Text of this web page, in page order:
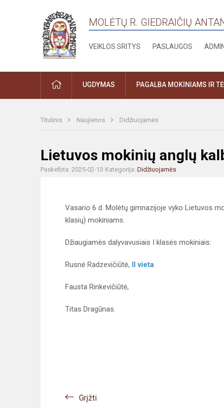
MOLĖTŲ R. GIEDRAIČIŲ
VEIKLOS SRITYS PASLAUGOS
PRADŽIAUGDYMAS PAGALBA MOKINIAMS IR
Titulinis Naujienos Didžiuojamės
Lietuvos mokinių anglų
Paskelbta: 2025-02-13 Kategorija: Didžiuojamės
Vasario 6 d. Molėtų gimnazijoje vyko Lietuvos
klasių) mokiniams.
Džiaugiamės dalyvavusiais I klasės mokiniais:
Rusnė Radzevičiūtė, II vieta
Fausta Rinkevičiūtė,
Titas Dragūnas.
Grįžti